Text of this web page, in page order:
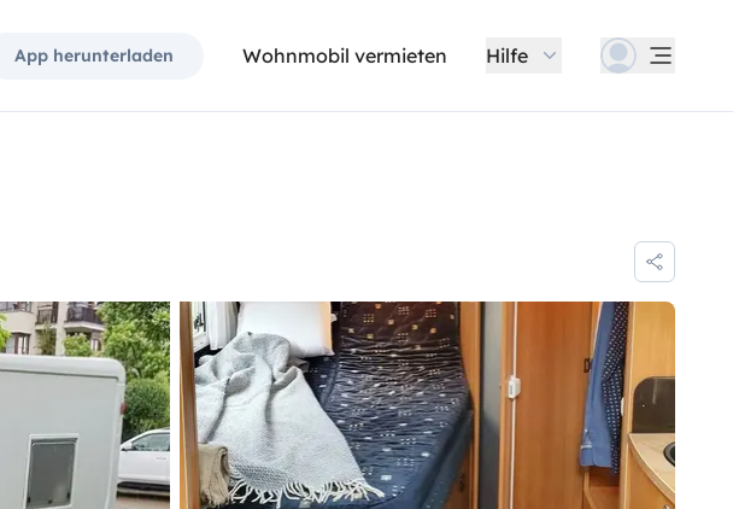
App herunterladen Wohnmobil vermieten Hilfe